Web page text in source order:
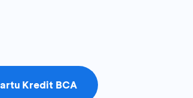
Kredit BCA